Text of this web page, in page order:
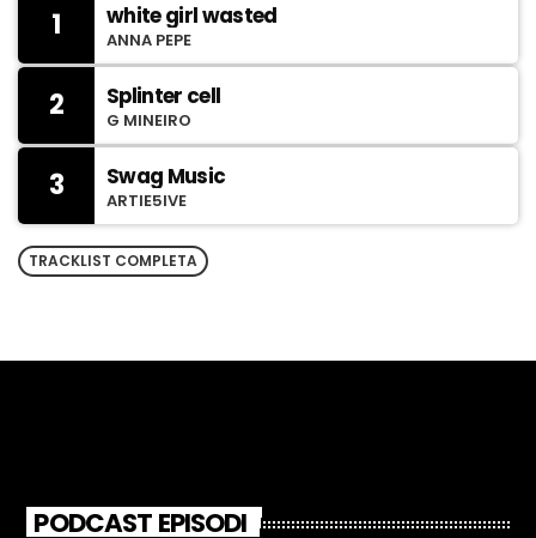
1 white girl wasted
ANNA PEPE
2 Splinter cell
G MINEIRO
3 Swag Music
ARTIE5IVE
TRACKLIST COMPLETA
PODCAST EPISODI